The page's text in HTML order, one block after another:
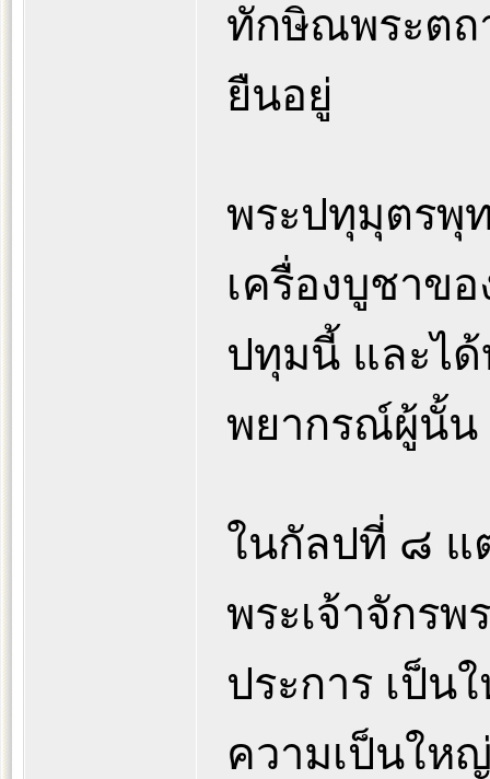
ทักษิณพระตถ
ยืนอยู่
พระปทุมุตรพุ
เครื่องบูชาข
ปทุมนี้ และไ
พยากรณ์ผู้นั้น
ในกัลปที่ ๘ แ
พระเจ้าจักร
ประการ เป็น
ความเป็นให